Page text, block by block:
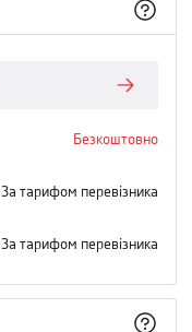
Безкоштовно
За тарифом перевізника
За тарифом перевізника